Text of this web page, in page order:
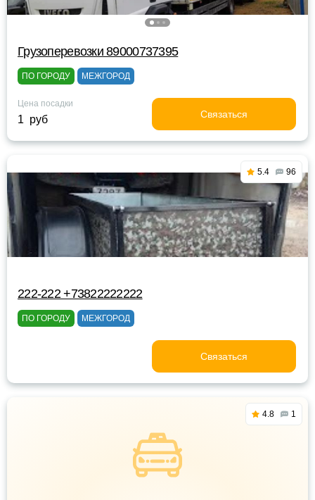
Грузоперевозки 89000737395
ПО ГОРОДУ МЕЖГОРОД
Цена посадки
1 руб Связаться
5.4 96
222-222 +73822222222
ПО ГОРОДУ МЕЖГОРОД
Связаться
4.8 1